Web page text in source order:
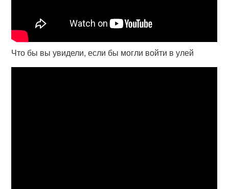
Что бы вы увидели, если бы могли войти в улей